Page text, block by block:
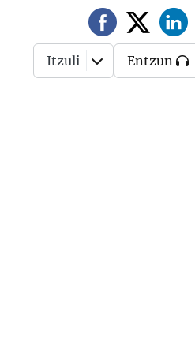
Itzuli Entzun